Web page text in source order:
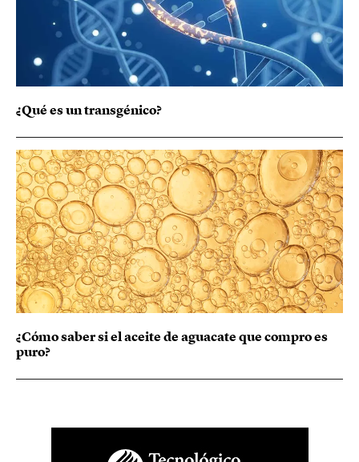
¿Qué es un transgénico?
¿Cómo saber si el aceite de aguacate que compro es
puro?